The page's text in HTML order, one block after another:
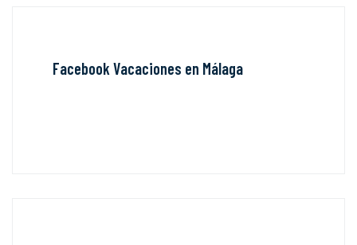
Facebook Vacaciones en Málaga